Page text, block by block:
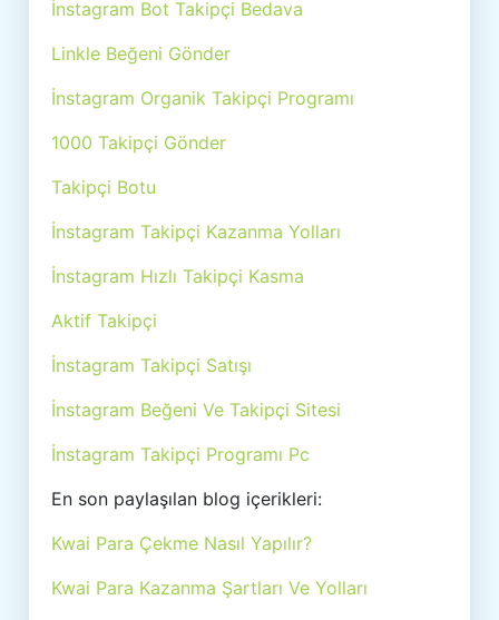
İnstagram Bot Takipçi Bedava
Linkle Beğeni Gönder
İnstagram Organik Takipçi Programı
1000 Takipçi Gönder
Takipçi Botu
İnstagram Takipçi Kazanma Yolları
İnstagram Hızlı Takipçi Kasma
Aktif Takipçi
İnstagram Takipçi Satışı
İnstagram Beğeni Ve Takipçi Sitesi
İnstagram Takipçi Programı Pc
En son paylaşılan blog içerikleri:
Kwai Para Çekme Nasıl Yapılır?
Kwai Para Kazanma Şartları Ve Yolları